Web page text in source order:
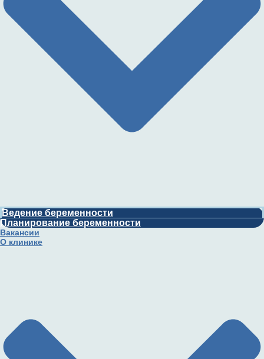
Ведение беременности
Планирование беременности
Вакансии
О клинике